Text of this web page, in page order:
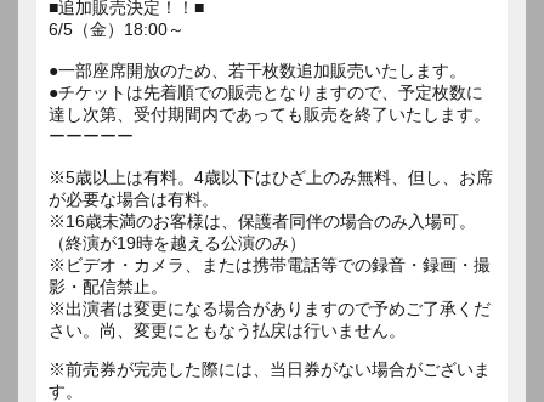
■追加販売決定！！■
6/5（金）18:00～
●一部座席開放のため、若干枚数追加販売いたします。
●チケットは先着順での販売となりますので、予定枚数に
達し次第、受付期間内であっても販売を終了いたします。
ーーーーー
※5歳以上は有料。4歳以下はひざ上のみ無料、但し、お席
が必要な場合は有料。
※16歳未満のお客様は、保護者同伴の場合のみ入場可。
（終演が19時を越える公演のみ）
※ビデオ・カメラ、または携帯電話等での録音・録画・撮
影・配信禁止。
※出演者は変更になる場合がありますので予めご了承くだ
さい。尚、変更にともなう払戻は行いません。
※前売券が完売した際には、当日券がない場合がございま
す。